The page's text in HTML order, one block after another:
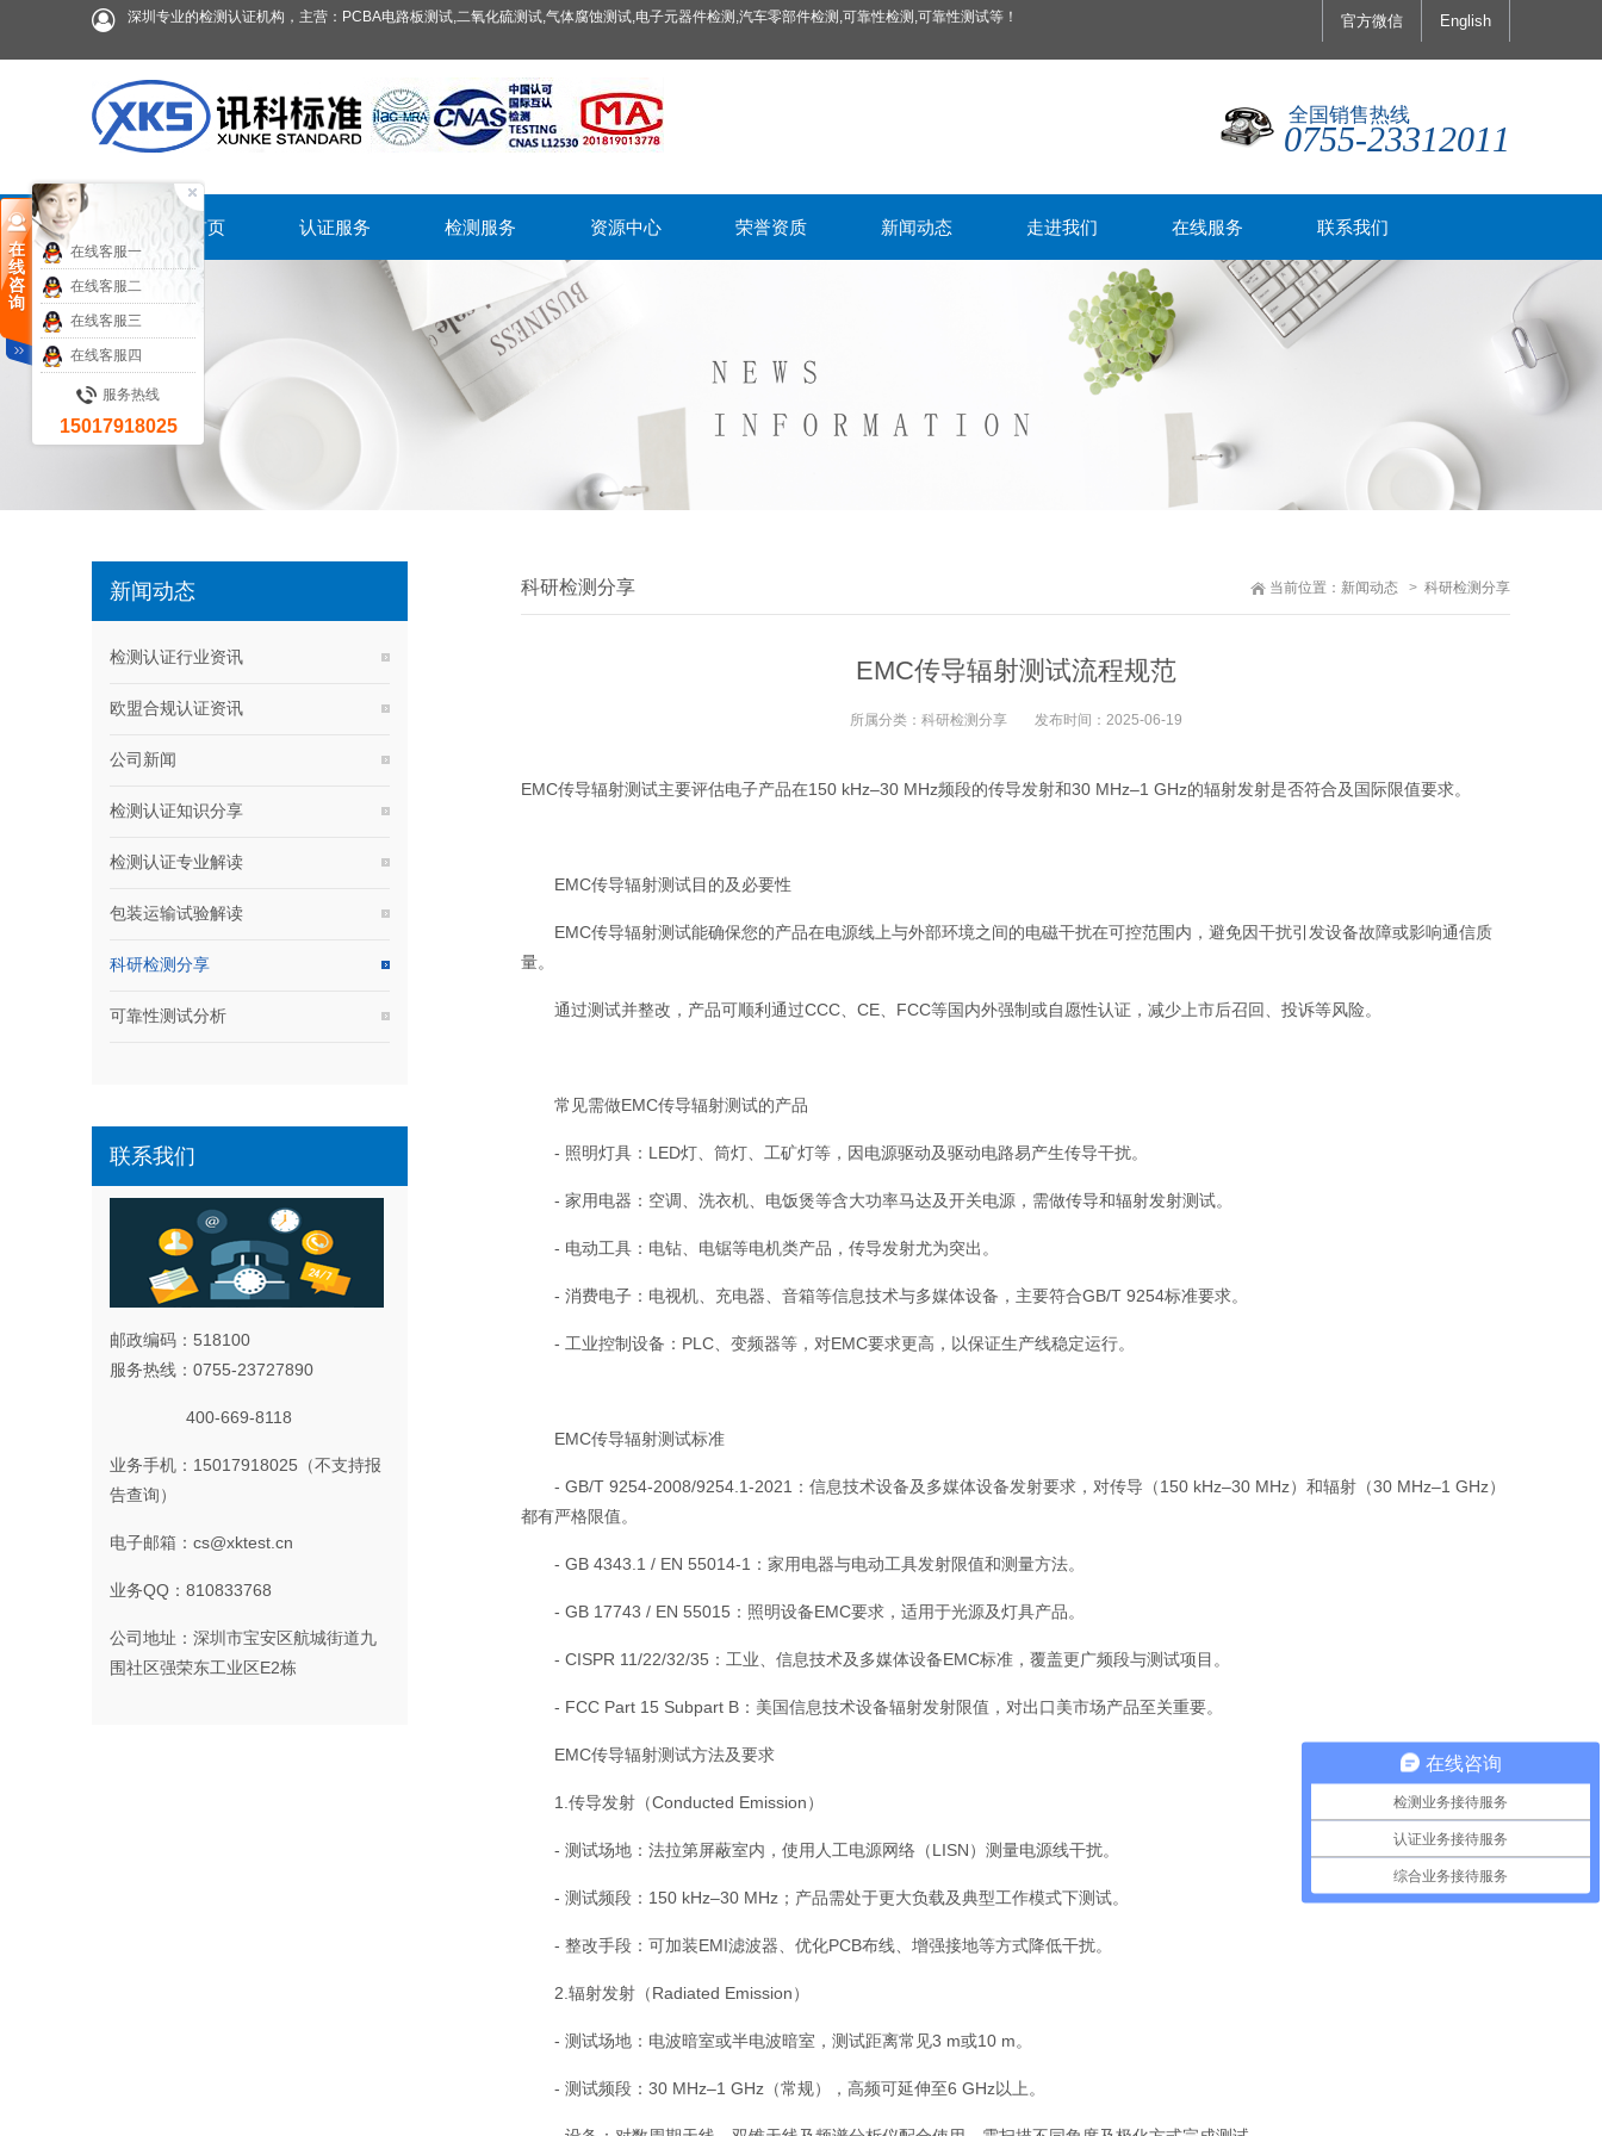
官方微信 English
深圳专业的检测认证机构，主营：PCBA电路板测试,二氧化硫测试,气体腐蚀测试,电子元器件检测,汽车零部件检测,可靠性检测,可靠性测试等！
全国销售热线
0755-23312011
首页 认证服务 检测服务 资源中心 荣誉资质 新闻动态 走进我们 在线服务 联系我们
新闻动态
检测认证行业资讯
欧盟合规认证资讯
公司新闻
检测认证知识分享
检测认证专业解读
包装运输试验解读
科研检测分享
可靠性测试分析
联系我们
邮政编码：518100
服务热线：0755-23727890
400-669-8118
业务手机：15017918025（不支持报
告查询）
电子邮箱：cs@xktest.cn
业务QQ：810833768
公司地址：深圳市宝安区航城街道九
围社区强荣东工业区E2栋
当前位置： 新闻动态 科研检测分享
科研检测分享
EMC传导辐射测试流程规范
所属分类： 科研检测分享 发布时间： 2025-06-19
EMC传导辐射测试主要评估电子产品在150 kHz–30 MHz频段的传导发射和30 MHz–1 GHz的辐射发射是否符合及国际限值要求。
EMC传导辐射测试目的及必要性
EMC传导辐射测试能确保您的产品在电源线上与外部环境之间的电磁干扰在可控范围内，避免因干扰引发设备故障或影响通信质
量。
通过测试并整改，产品可顺利通过CCC、CE、FCC等国内外强制或自愿性认证，减少上市后召回、投诉等风险。
常见需做EMC传导辐射测试的产品
- 照明灯具：LED灯、筒灯、工矿灯等，因电源驱动及驱动电路易产生传导干扰。
- 家用电器：空调、洗衣机、电饭煲等含大功率马达及开关电源，需做传导和辐射发射测试。
- 电动工具：电钻、电锯等电机类产品，传导发射尤为突出。
- 消费电子：电视机、充电器、音箱等信息技术与多媒体设备，主要符合GB/T 9254标准要求。
- 工业控制设备：PLC、变频器等，对EMC要求更高，以保证生产线稳定运行。
EMC传导辐射测试标准
- GB/T 9254-2008/9254.1-2021：信息技术设备及多媒体设备发射要求，对传导（150 kHz–30 MHz）和辐射（30 MHz–1 GHz）
都有严格限值。
- GB 4343.1 / EN 55014-1：家用电器与电动工具发射限值和测量方法。
- GB 17743 / EN 55015：照明设备EMC要求，适用于光源及灯具产品。
- CISPR 11/22/32/35：工业、信息技术及多媒体设备EMC标准，覆盖更广频段与测试项目。
- FCC Part 15 Subpart B：美国信息技术设备辐射发射限值，对出口美市场产品至关重要。
EMC传导辐射测试方法及要求
1.传导发射（Conducted Emission）
- 测试场地：法拉第屏蔽室内，使用人工电源网络（LISN）测量电源线干扰。
- 测试频段：150 kHz–30 MHz；产品需处于更大负载及典型工作模式下测试。
- 整改手段：可加装EMI滤波器、优化PCB布线、增强接地等方式降低干扰。
2.辐射发射（Radiated Emission）
- 测试场地：电波暗室或半电波暗室，测试距离常见3 m或10 m。
- 测试频段：30 MHz–1 GHz（常规），高频可延伸至6 GHz以上。
在
线
咨
询
在线客服一
在线客服二
在线客服三
在线客服四
服务热线
15017918025
在线咨询
检测业务接待服务
认证业务接待服务
综合业务接待服务